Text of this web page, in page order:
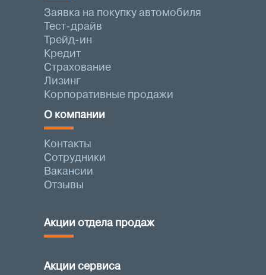
Заявка на покупку автомобиля
Тест-драйв
Трейд-ин
Кредит
Страхование
Лизинг
Корпоративные продажи
О компании
Контакты
Сотрудники
Вакансии
Отзывы
Акции отдела продаж
Акции сервиса